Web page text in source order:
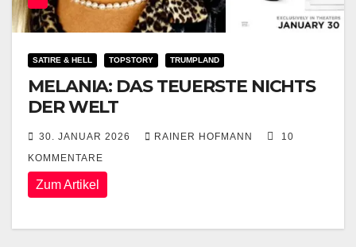
SATIRE & HELL TOPSTORY TRUMPLAND
MELANIA: DAS TEUERSTE NICHTS
DER WELT
30. JANUAR 2026 RAINER HOFMANN
10
KOMMENTARE
Zum Artikel